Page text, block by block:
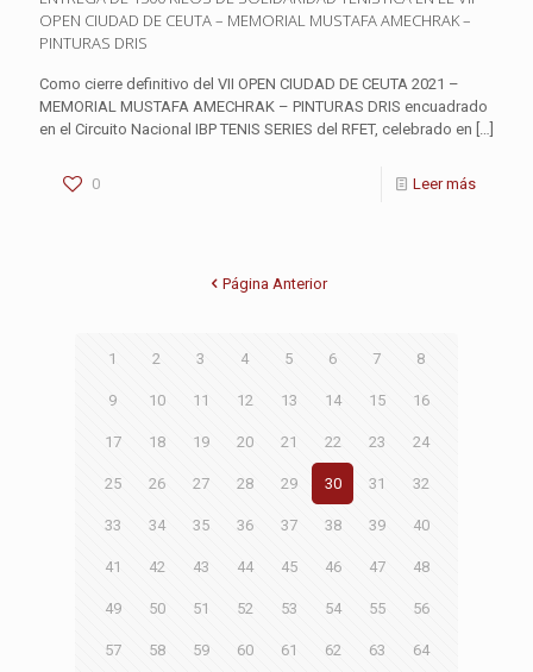
OPEN CIUDAD DE CEUTA – MEMORIAL MUSTAFA AMECHRAK –
PINTURAS DRIS
Como cierre definitivo del VII OPEN CIUDAD DE CEUTA 2021 –
MEMORIAL MUSTAFA AMECHRAK – PINTURAS DRIS encuadrado
en el Circuito Nacional IBP TENIS SERIES del RFET, celebrado en
0 Leer más
Página Anterior
1 2 3 4 5 6 7 8
9 10 11 12 13 14 15 16
17 18 19 20 21 22 23 24
25 26 27 28 29 30 31 32
33 34 35 36 37 38 39 40
41 42 43 44 45 46 47 48
49 50 51 52 53 54 55 56
57 58 59 60 61 62 63 64